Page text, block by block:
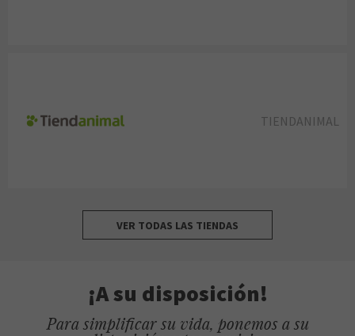
TIENDANIMAL
VER TODAS LAS TIENDAS
¡A su disposición!
Para simplificar su vida, ponemos a su